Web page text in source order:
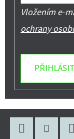
Vložením e-
ochrany